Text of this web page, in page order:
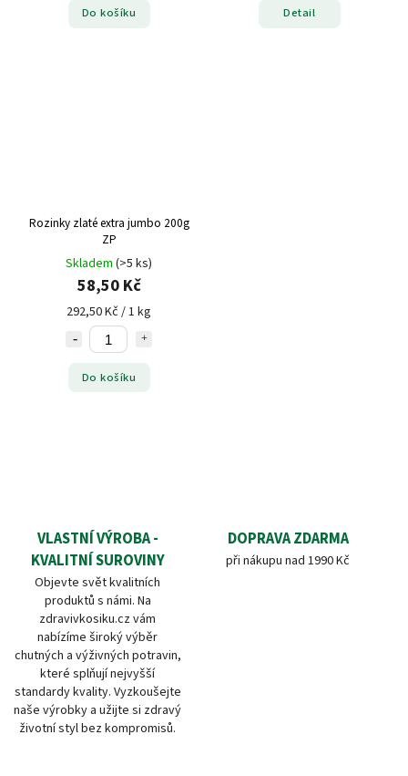
Do košíku Detail
Rozinky zlaté extra jumbo 200g
ZP
Skladem (>5 ks)
58,50 Kč
292,50 Kč / 1 kg
Do košíku
VLASTNÍ VÝROBA -
KVALITNÍ SUROVINY
Objevte svět kvalitních
produktů s námi. Na
zdravivkosiku.cz vám
nabízíme široký výběr
chutných a výživných potravin,
které splňují nejvyšší
standardy kvality. Vyzkoušejte
naše výrobky a užijte si zdravý
životní styl bez kompromisů.
DOPRAVA ZDARMA
při nákupu nad 1990 Kč